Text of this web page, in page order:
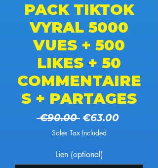
PACK TIKTOK
VYRAL 5000
VUES + 500
LIKES + 50
COMMENTAIRE
S + PARTAGES
€90.00 Regular Price
€63.00Sale
Sales Tax Included
Lien (optional)